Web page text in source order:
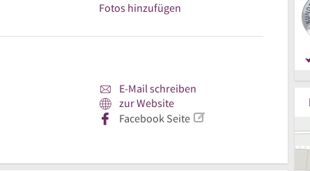
Fotos hinzufügen
E-Mail schreiben
zur Website
Facebook Seite